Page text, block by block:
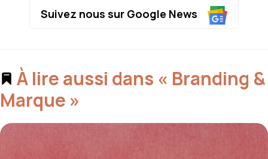
Suivez nous sur Google News
À lire aussi dans « Branding &
Marque »